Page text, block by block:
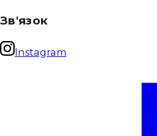
Зв'язок
Instagram